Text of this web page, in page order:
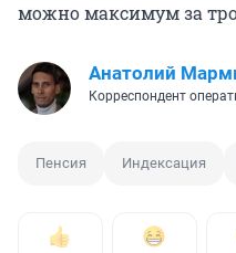
можно максимум за
Анатолий
Корреспондент
Пенсия Индексация